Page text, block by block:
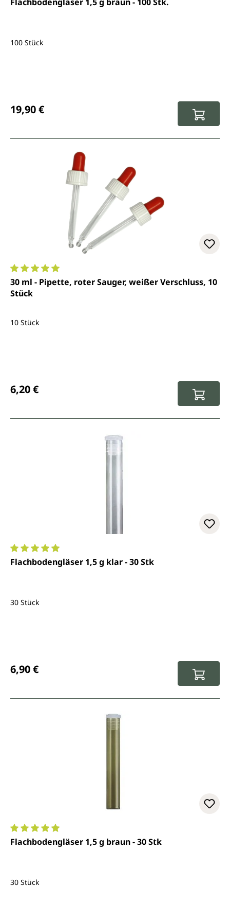
100 Stück
19,90 €
Durchschnittliche Bewertung von 5 von 5 Sternen
30 ml - Pipette, roter Sauger, weißer Verschluss, 10
Stück
10 Stück
6,20 €
Durchschnittliche Bewertung von 4.9 von 5 Sternen
Flachbodengläser 1,5 g klar - 30 Stk
30 Stück
6,90 €
Durchschnittliche Bewertung von 4.9 von 5 Sternen
Flachbodengläser 1,5 g braun - 30 Stk
30 Stück